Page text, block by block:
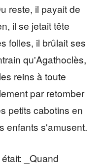
reste, il payait de
il se jetait tête
folles, il brûlait ses
qu'Agathoclès,
reins à toute
par retomber
petits cabotins en
enfants s'amusent.
_Quand